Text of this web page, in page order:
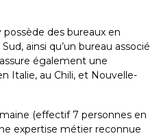
des bureaux en
ainsi qu’un bureau associé
également une
Italie, au Chili, et Nouvelle-
(effectif 7 personnes en
expertise métier reconnue